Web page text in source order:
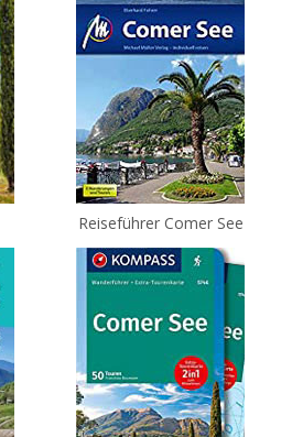
Reiseführer Comer See